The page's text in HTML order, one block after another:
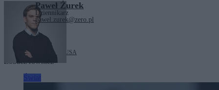
Paweł Żurek
Dziennikarz
pawel.zurek@zero.pl
Tagi: Donald TrumpIran USA
Zobacz również